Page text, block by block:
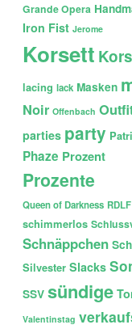
Grande Opera
Iron Fist Jerome
Korsett
lacing lack Masken
Noir Offenbach
parties party
Phaze Prozent
Prozente
Queen of Darkness RDLF
schimmerlos
Schnäppchen
Silvester Slacks
SSV sündige
Valentinstag